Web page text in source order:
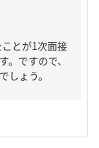
とが1次面接
ですので、
しょう。